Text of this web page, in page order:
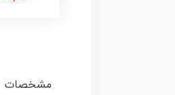
مشخصات